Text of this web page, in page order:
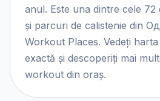
anul. Este una dintre cele 72
și parcuri de calistenie din
Workout Places. Vedeți
exactă și descoperiți mai
workout din oraș.